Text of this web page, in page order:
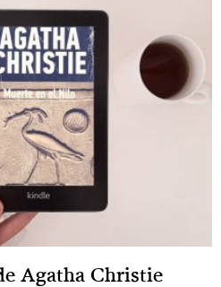
Agatha Christie